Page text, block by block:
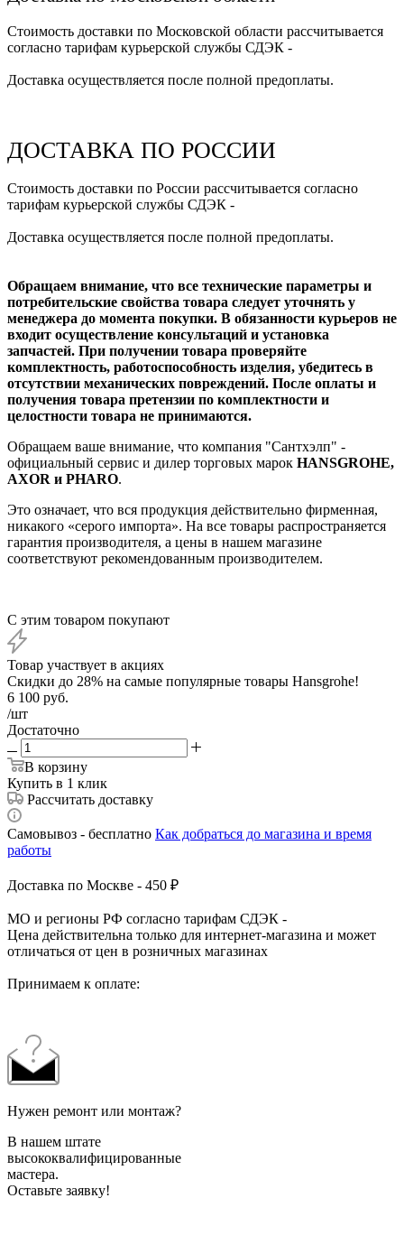
Стоимость доставки по Московской области рассчитывается
согласно тарифам курьерской службы СДЭК -
Доставка осуществляется после полной предоплаты.
ДОСТАВКА ПО РОССИИ
Стоимость доставки по России рассчитывается согласно
тарифам курьерской службы СДЭК -
Доставка осуществляется после полной предоплаты.
Обращаем внимание, что все технические параметры и
потребительские свойства товара следует уточнять у
менеджера до момента покупки. В обязанности курьеров не
входит осуществление консультаций и установка
запчастей. При получении товара проверяйте
комплектность, работоспособность изделия, убедитесь в
отсутствии механических повреждений. После оплаты и
получения товара претензии по комплектности и
целостности товара не принимаются.
Обращаем ваше внимание, что компания "Сантхэлп" -
официальный сервис и дилер торговых марок HANSGROHE,
AXOR и PHARO.
Это означает, что вся продукция действительно фирменная,
никакого «серого импорта». На все товары распространяется
гарантия производителя, а цены в нашем магазине
соответствуют рекомендованным производителем.
С этим товаром покупают
Товар участвует в акциях
Скидки до 28% на самые популярные товары Hansgrohe!
6 100 руб.
/шт
Достаточно
В корзину
Купить в 1 клик
Рассчитать доставку
Самовывоз - бесплатно Как добраться до магазина и время
работы
Доставка по Москве - 450 ₽
МО и регионы РФ согласно тарифам СДЭК -
Цена действительна только для интернет-магазина и может
отличаться от цен в розничных магазинах
Принимаем к оплате:
Нужен ремонт или монтаж?
В нашем штате
высококвалифицированные
мастера.
Оставьте заявку!